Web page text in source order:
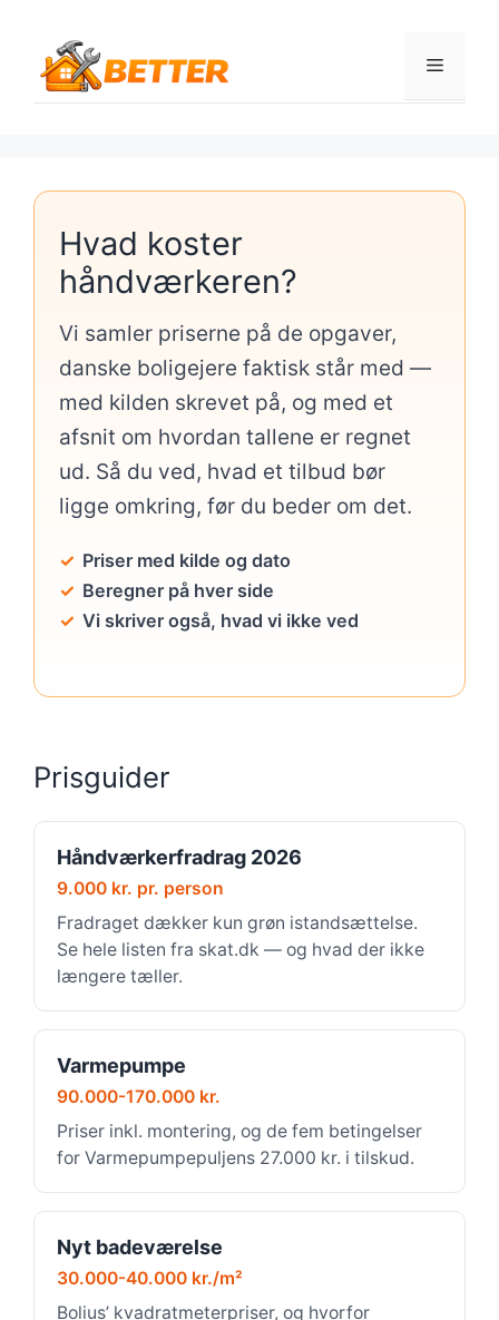
indhold
Menu
Hvad koster
håndværkeren?
Vi samler priserne på de opgaver,
danske boligejere faktisk står med —
med kilden skrevet på, og med et
afsnit om hvordan tallene er regnet
ud. Så du ved, hvad et tilbud bør
ligge omkring, før du beder om det.
Priser med kilde og dato
Beregner på hver side
Vi skriver også, hvad vi ikke ved
Prisguider
Håndværkerfradrag 2026
9.000 kr. pr. person
Fradraget dækker kun grøn istandsættelse.
Se hele listen fra skat.dk — og hvad der ikke
længere tæller.
Varmepumpe
90.000-170.000 kr.
Priser inkl. montering, og de fem betingelser
for Varmepumpepuljens 27.000 kr. i tilskud.
Nyt badeværelse
30.000-40.000 kr./m²
Bolius’ kvadratmeterpriser, og hvorfor